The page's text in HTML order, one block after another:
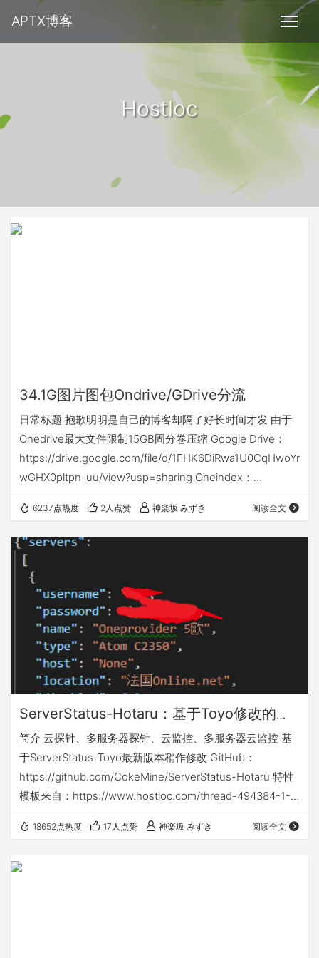
APTX博客
Hostloc
34.1G图片图包Ondrive/GDrive分流
日常标题 抱歉明明是自己的博客却隔了好长时间才发 由于
Onedrive最大文件限制15GB固分卷压缩 Google Drive：
https://drive.google.com/file/d/1FHK6DiRwa1U0CqHwoYr
wGHX0pltpn-uu/view?usp=sharing Oneindex：
Onedrive分享： https://cokemine-
my.sharepoint.com/:f:/g/perso…
6237点热度 2人点赞 神楽坂 みずき 阅读全文
ServerStatus-Hotaru：基于Toyo修改的
ServerStatus脚本
简介 云探针、多服务器探针、云监控、多服务器云监控 基
于ServerStatus-Toyo最新版本稍作修改 GitHub：
https://github.com/CokeMine/ServerStatus-Hotaru 特性
模板来自：https://www.hostloc.com/thread-494384-1-
Toyo版的需要稍作修改 修改方法 配置文
添…
18652点热度 17人点赞 神楽坂 みずき 阅读全文